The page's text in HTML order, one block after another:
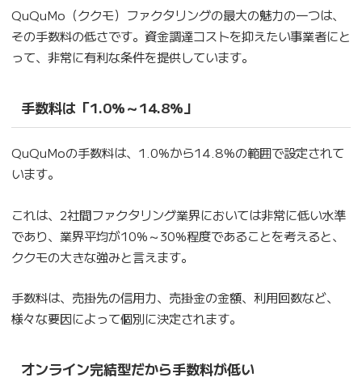
QuQuMo（ククモ）ファクタリングの最大の魅力の一つは、
その手数料の低さです。資金調達コストを抑えたい事業者にと
って、非常に有利な条件を提供しています。
手数料は「1.0%～14.8%」
QuQuMoの手数料は、1.0%から14.8%の範囲で設定されて
います。
これは、2社間ファクタリング業界においては非常に低い水準
であり、業界平均が10%～30%程度であることを考えると、
ククモの大きな強みと言えます。
手数料は、売掛先の信用力、売掛金の金額、利用回数など、
様々な要因によって個別に決定されます。
オンライン完結型だから手数料が低い